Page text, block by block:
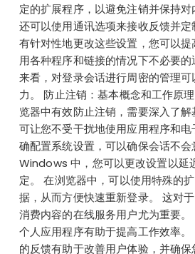
定的扩展程序，以避免注销并保持
还可以使用通讯选项来接收反馈并
有针对性地更改这些设置，您可以
用各种程序和链接的情况下不必要
来看，对登录会话进行周密的管理
力。 防止注销：基本概念和工作原
览器中有效防止注销，需要深入了
可让您不受干扰地使用应用程序和
确配置系统设置，可以确保会话不
Windows 中，您可以更改设置以延
定。 在浏览器中，可以使用特殊的
据，从而方便快速重新登录。 这对
消费内容的在线服务用户尤为重要
个人应用程序有助于提高工作效率
的反馈有助于改善用户体验，并确